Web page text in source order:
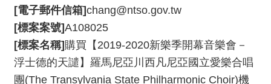
廣
活
動
[電子郵件信箱]chang@ntso.gov.tw
[標案案號]A108025
[標案名稱]購買【2019-2020新樂季開幕音樂會－
浮士德的天譴】羅馬尼亞川西凡尼亞國立愛樂合唱
團(The Transylvania State Philharmonic Choir)機